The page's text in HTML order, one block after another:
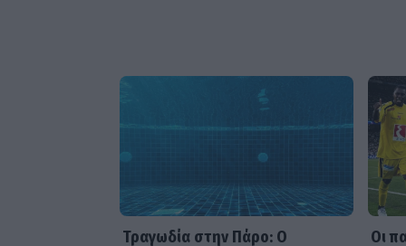
Τραγωδία στην Πάρο: Ο Οι